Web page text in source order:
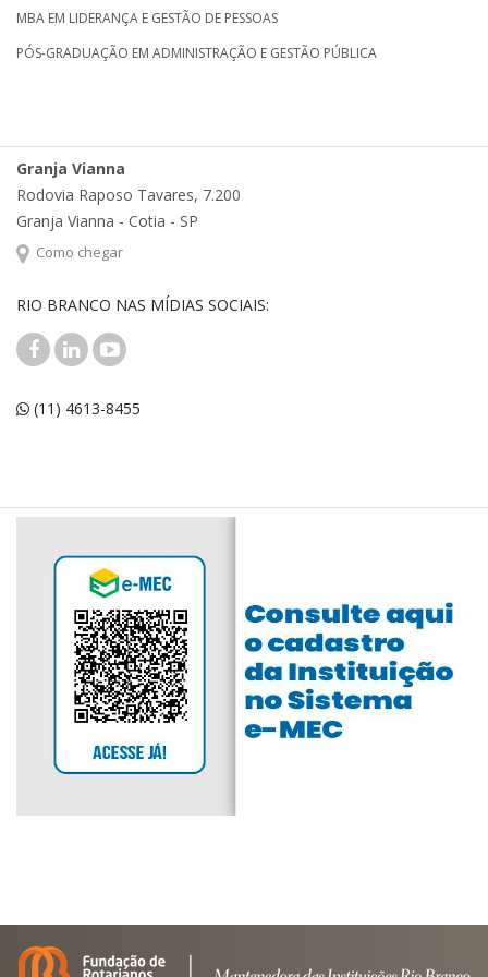
MBA EM LIDERANÇA E GESTÃO DE PESSOAS
PÓS-GRADUAÇÃO EM ADMINISTRAÇÃO E GESTÃO PÚBLICA
Granja Vianna
Rodovia Raposo Tavares, 7.200
Granja Vianna - Cotia - SP
Como chegar
RIO BRANCO NAS MÍDIAS SOCIAIS:
(11) 4613-8455